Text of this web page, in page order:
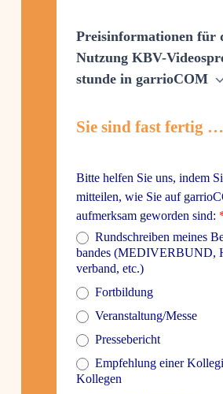
Preis­in­for­ma­tionen für
Nutzung KBV-
stunde in garrioCOM
Sie sind fast fertig …
Bitte helfen Sie uns, indem
mitteilen, wie Sie auf
aufmerksam geworden sind:
Rund­schreiben meines
bandes (MEDI­VER­BUND,
ver­band, etc.)
Fort­bil­dung
Veranstaltung/Messe
Pres­se­be­richt
Empfeh­lung einer
Kollegen